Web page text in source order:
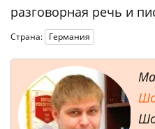
разговорная речь и
Страна: Германия